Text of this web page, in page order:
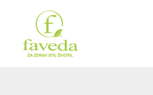
content